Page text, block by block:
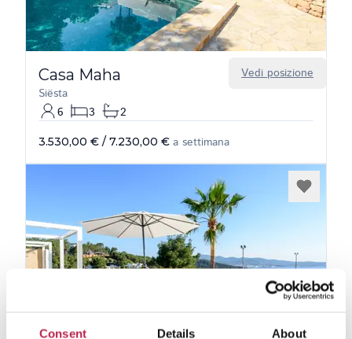
Consent Details About
Vedi posizione
Casa Maha
Siësta
6
3 2
3.530,00 € / 7.230,00 € a settimana